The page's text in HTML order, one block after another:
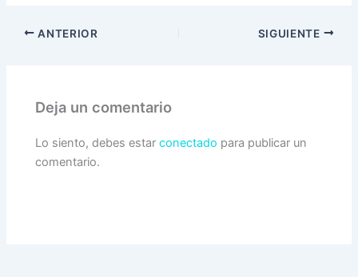
ANTERIOR SIGUIENTE
Deja un comentario
Lo siento, debes estarconectado para publicar un
comentario.